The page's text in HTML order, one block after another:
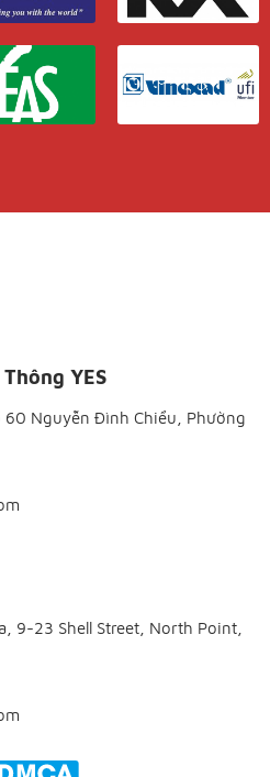
YES
60 Nguyễn Đình Chiểu, Phường
9-23 Shell Street, North Point,